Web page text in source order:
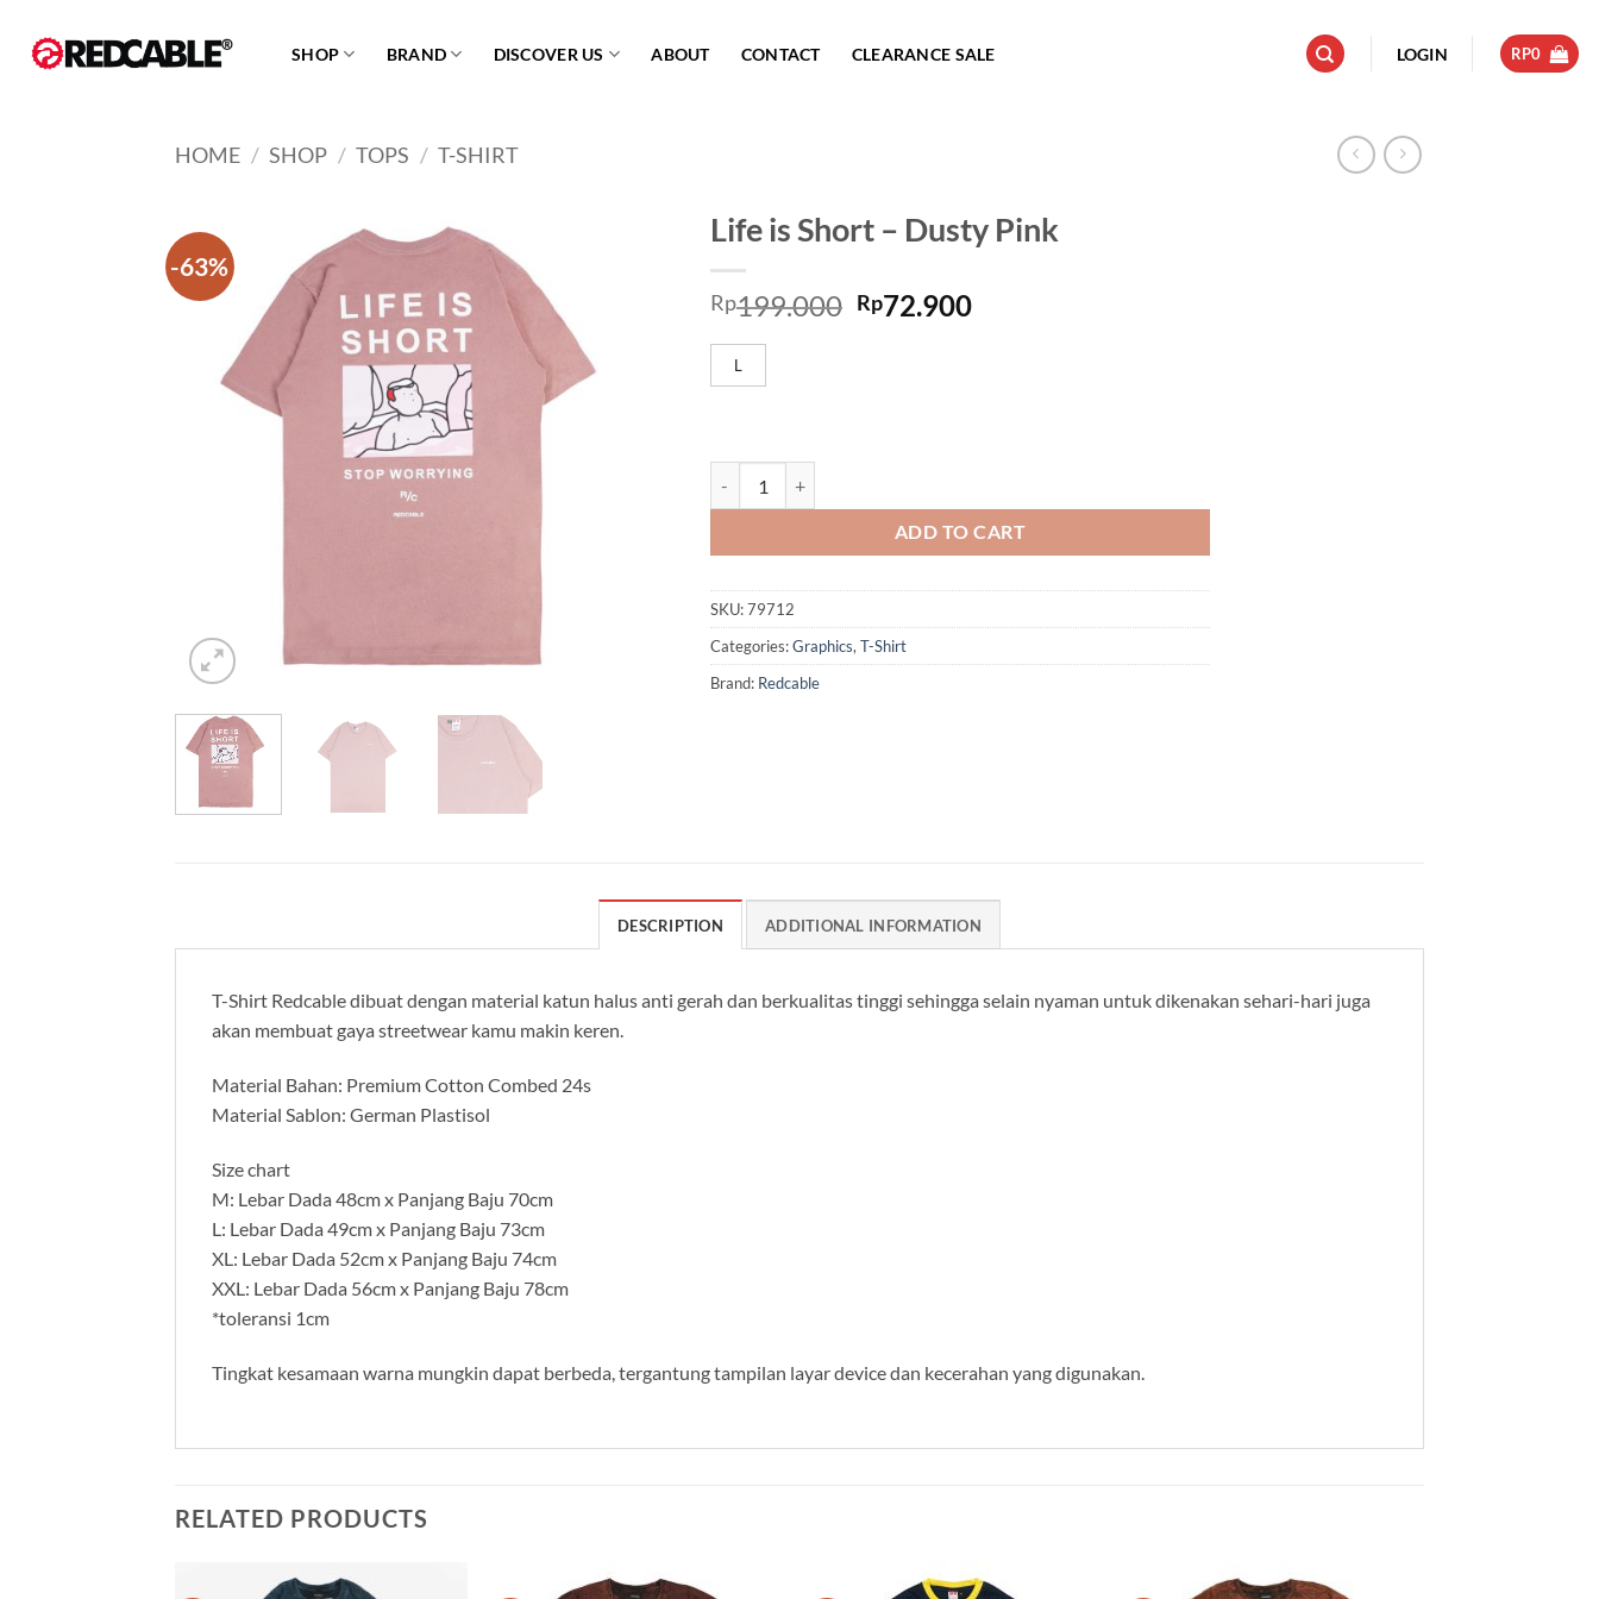
content
SHOP BRAND DISCOVER US ABOUT CONTACT CLEARANCE SALE LOGIN RP0
HOME / SHOP / TOPS / T-SHIRT
-63%
Life is Short – Dusty Pink
Rp199.000 Rp72.900
L
ADD TO CART
SKU:79712
Categories:Graphics, T-Shirt
Brand: Redcable
DESCRIPTION ADDITIONAL INFORMATION
T-Shirt Redcable dibuat dengan material katun halus anti gerah dan berkualitas tinggi sehingga selain nyaman untuk dikenakan sehari-hari juga
akan membuat gaya streetwear kamu makin keren.
Material Bahan: Premium Cotton Combed 24s
Material Sablon: German Plastisol
Size chart
M: Lebar Dada 48cm x Panjang Baju 70cm
L: Lebar Dada 49cm x Panjang Baju 73cm
XL: Lebar Dada 52cm x Panjang Baju 74cm
XXL: Lebar Dada 56cm x Panjang Baju 78cm
*toleransi 1cm
Tingkat kesamaan warna mungkin dapat berbeda, tergantung tampilan layar device dan kecerahan yang digunakan.
RELATED PRODUCTS